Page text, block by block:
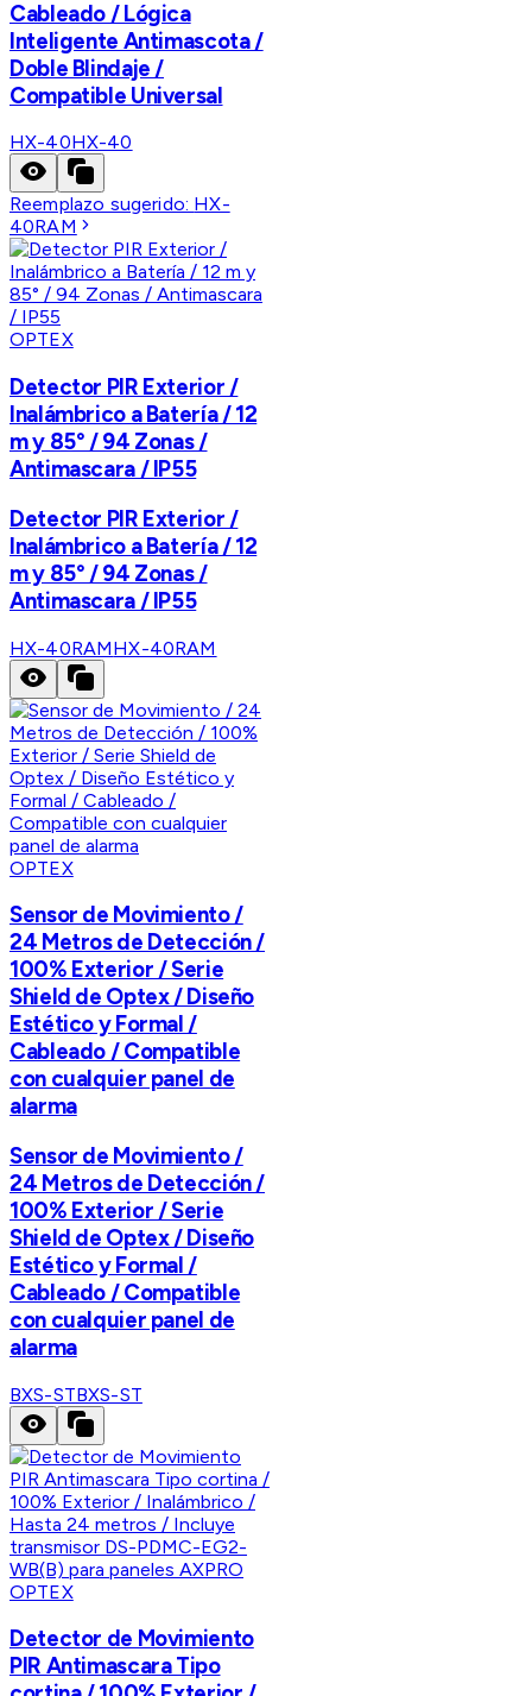
Cableado / Lógica
Inteligente Antimascota /
Doble Blindaje /
Compatible Universal
HX-40HX-40
Reemplazo sugerido: HX-
40RAM
OPTEX
Detector PIR Exterior /
Inalámbrico a Batería / 12
m y 85° / 94 Zonas /
Antimascara / IP55
Detector PIR Exterior /
Inalámbrico a Batería / 12
m y 85° / 94 Zonas /
Antimascara / IP55
HX-40RAMHX-40RAM
OPTEX
Sensor de Movimiento /
24 Metros de Detección /
100% Exterior / Serie
Shield de Optex / Diseño
Estético y Formal /
Cableado / Compatible
con cualquier panel de
alarma
Sensor de Movimiento /
24 Metros de Detección /
100% Exterior / Serie
Shield de Optex / Diseño
Estético y Formal /
Cableado / Compatible
con cualquier panel de
alarma
BXS-STBXS-ST
OPTEX
Detector de Movimiento
PIR Antimascara Tipo